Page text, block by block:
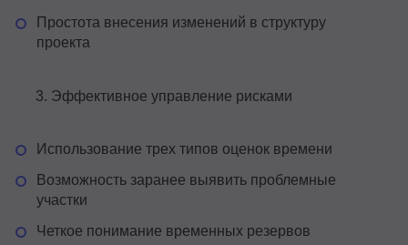
Простота внесения изменений в структуру
проекта
Эффективное управление рисками
Использование трех типов оценок времени
Возможность заранее выявить проблемные
участки
Четкое понимание временных резервов